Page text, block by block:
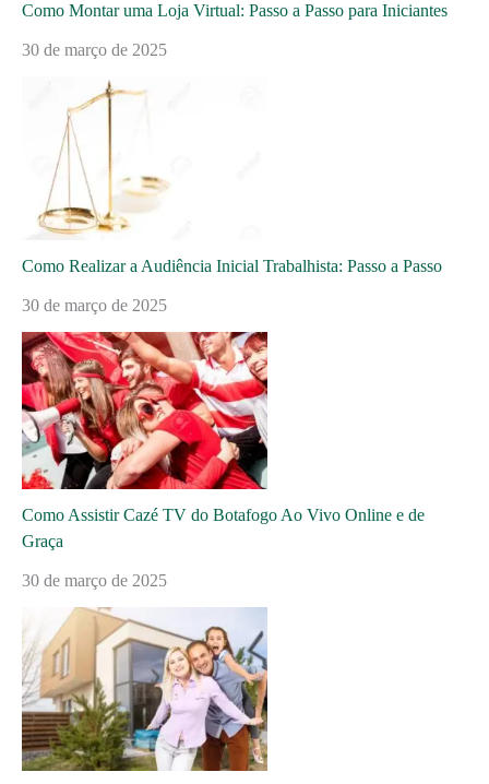
Como Montar uma Loja Virtual: Passo a Passo para Iniciantes
30 de março de 2025
Como Realizar a Audiência Inicial Trabalhista: Passo a Passo
30 de março de 2025
Como Assistir Cazé TV do Botafogo Ao Vivo Online e de
Graça
30 de março de 2025